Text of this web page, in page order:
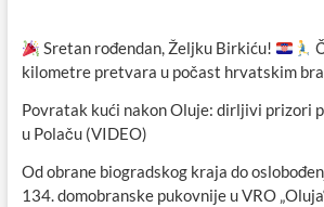
Sretan rođendan, Željku Birkiću!
kilometre pretvara u počast hrvatskim
Povratak kući nakon Oluje: dirljivi prizori
u Polaču (VIDEO)
Od obrane biogradskog kraja do
134. domobranske pukovnije u VRO